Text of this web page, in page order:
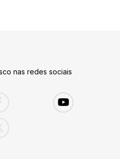
nas redes sociais